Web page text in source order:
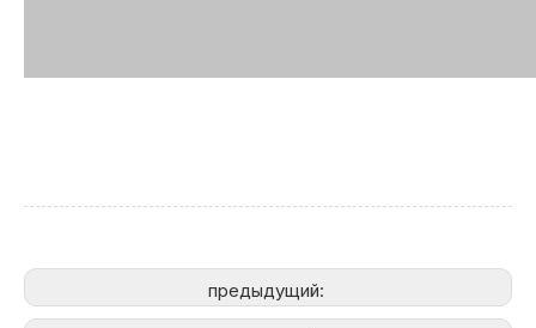
предыдущий: